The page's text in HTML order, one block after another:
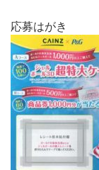
応募はがき